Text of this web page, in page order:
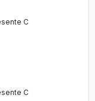
C
C